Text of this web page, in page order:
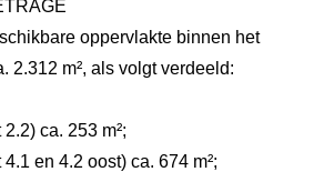
oppervlakte binnen het
2.312 m², als volgt verdeeld:
ca. 253 m²;
en 4.2 oost) ca. 674 m²;